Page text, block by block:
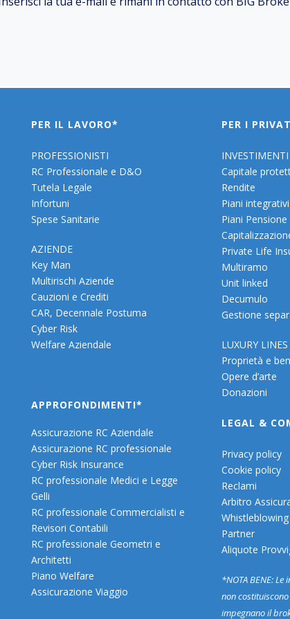
PER IL LAVORO*
PROFESSIONISTI
RC Professionale e D&O
Tutela Legale
Infortuni
Spese Sanitarie
AZIENDE
Key Man
Multirischi Aziende
Cauzioni e Crediti
CAR, Decennale Postuma
Cyber Risk
Welfare Aziendale
APPROFONDIMENTI*
Assicurazione RC Aziendale
Assicurazione RC professionale
Cyber Risk Insurance
RC professionale Medici e Legge
Gelli
RC professionale Commercialisti e
Revisori Contabili
RC professionale Geometri e
Architetti
Piano Welfare
Assicurazione Viaggio
PER I
INVESTIMENTI
Capitale
Rendite
Piani integrativi
Piani Pensione
Private Life
Multiramo
Unit linked
Decumulo
Gestione
LUXURY LINES
Proprietà e
Opere d’arte
Donazioni
LEGAL &
Privacy policy
Cookie policy
Reclami
Arbitro
Whistleblowing
Partner
Aliquote
*NOTA BENE:
non
impegnano il